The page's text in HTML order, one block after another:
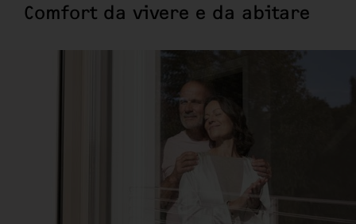
Comfort da vivere e da abitare